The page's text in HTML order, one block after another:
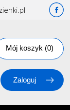
Mój koszyk (0)